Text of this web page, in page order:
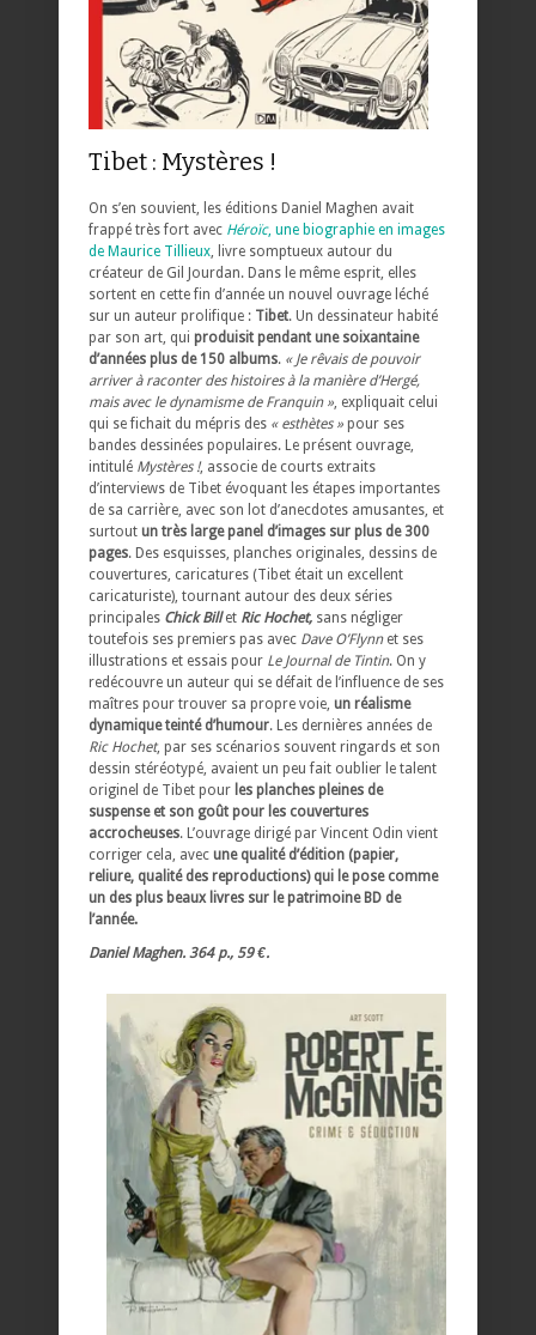
Tibet : Mystères !
On s’en souvient, les éditions Daniel Maghen avait
frappé très fort avec Héroïc, une biographie en images
de Maurice Tillieux, livre somptueux autour du
créateur de Gil Jourdan. Dans le même esprit, elles
sortent en cette fin d’année un nouvel ouvrage léché
sur un auteur prolifique : Tibet. Un dessinateur habité
par son art, qui produisit pendant une soixantaine
d’années plus de 150 albums. « Je rêvais de pouvoir
arriver à raconter des histoires à la manière d’Hergé,
mais avec le dynamisme de Franquin », expliquait celui
qui se fichait du mépris des « esthètes » pour ses
bandes dessinées populaires. Le présent ouvrage,
intitulé Mystères !, associe de courts extraits
d’interviews de Tibet évoquant les étapes importantes
de sa carrière, avec son lot d’anecdotes amusantes, et
surtout un très large panel d’images sur plus de 300
pages. Des esquisses, planches originales, dessins de
couvertures, caricatures (Tibet était un excellent
caricaturiste), tournant autour des deux séries
principales Chick Billet Ric Hochet, sans négliger
toutefois ses premiers pas avec Dave O’Flynn et ses
illustrations et essais pour Le Journal de Tintin. On y
redécouvre un auteur qui se défait de l’influence de ses
maîtres pour trouver sa propre voie, un réalisme
dynamique teinté d’humour. Les dernières années de
Ric Hochet, par ses scénarios souvent ringards et son
dessin stéréotypé, avaient un peu fait oublier le talent
originel de Tibet pour les planches pleines de
suspense et son goût pour les couvertures
accrocheuses. L’ouvrage dirigé par Vincent Odin vient
corriger cela, avec une qualité d’édition (papier,
reliure, qualité des reproductions) qui le pose comme
un des plus beaux livres sur le patrimoine BD de
l’année.
Daniel Maghen. 364 p., 59 €.